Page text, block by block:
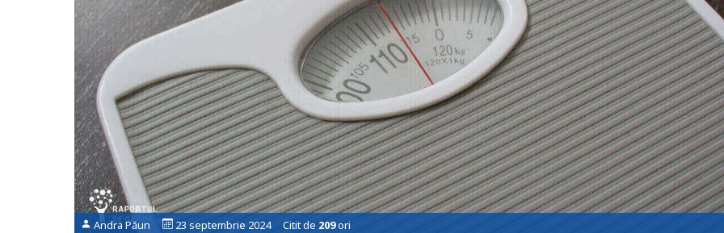
Andra Păun 23 septembrie 2024 Citit de 209ori